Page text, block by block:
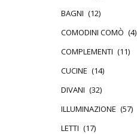
BAGNI (12)
COMODINI COMÒ (4)
COMPLEMENTI (11)
CUCINE (14)
DIVANI (32)
ILLUMINAZIONE (57)
LETTI (17)